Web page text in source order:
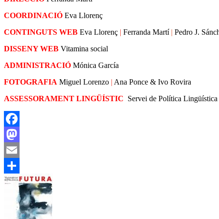
COORDINACIÓ Eva Llorenç
CONTINGUTS WEB Eva Llorenç | Ferranda Martí | Pedro J.
DISSENY WEB Vitamina social
ADMINISTRACIÓ Mónica García
FOTOGRAFIA Miguel Lorenzo | Ana Ponce & Ivo Rovira
ASSESSORAMENT LINGÜÍSTIC Servei de Política Lingüística
Facebook
Mastodon
Email
Share